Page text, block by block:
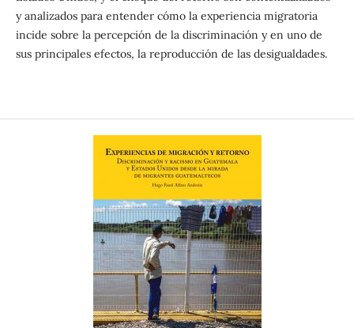
y analizados para entender cómo la experiencia migratoria
incide sobre la percepción de la discriminación y en uno de
sus principales efectos, la reproducción de las desigualdades.